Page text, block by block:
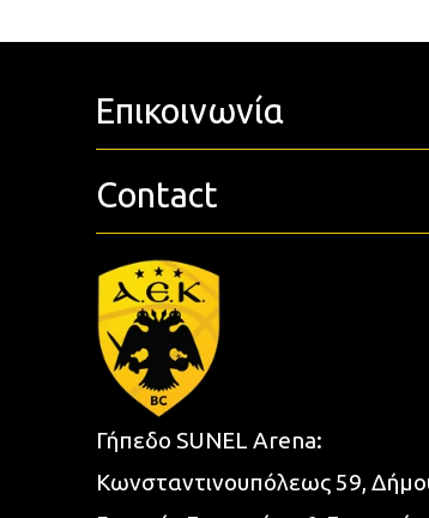
Επικοινωνία
Contact
Γήπεδο SUNEL Arena:
Κωνσταντινουπόλεως 59,